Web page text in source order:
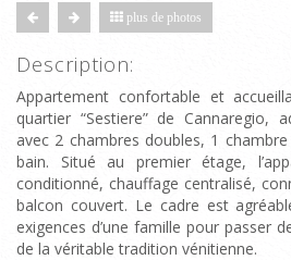
plus de photos
Description:
Appartement confortable et
quartier “Sestiere” de Cannaregio,
avec 2 chambres doubles, 1
bain. Situé au premier étage,
conditionné, chauffage centralisé,
balcon couvert. Le cadre est
exigences d’une famille pour passer
de la véritable tradition vénitienne.